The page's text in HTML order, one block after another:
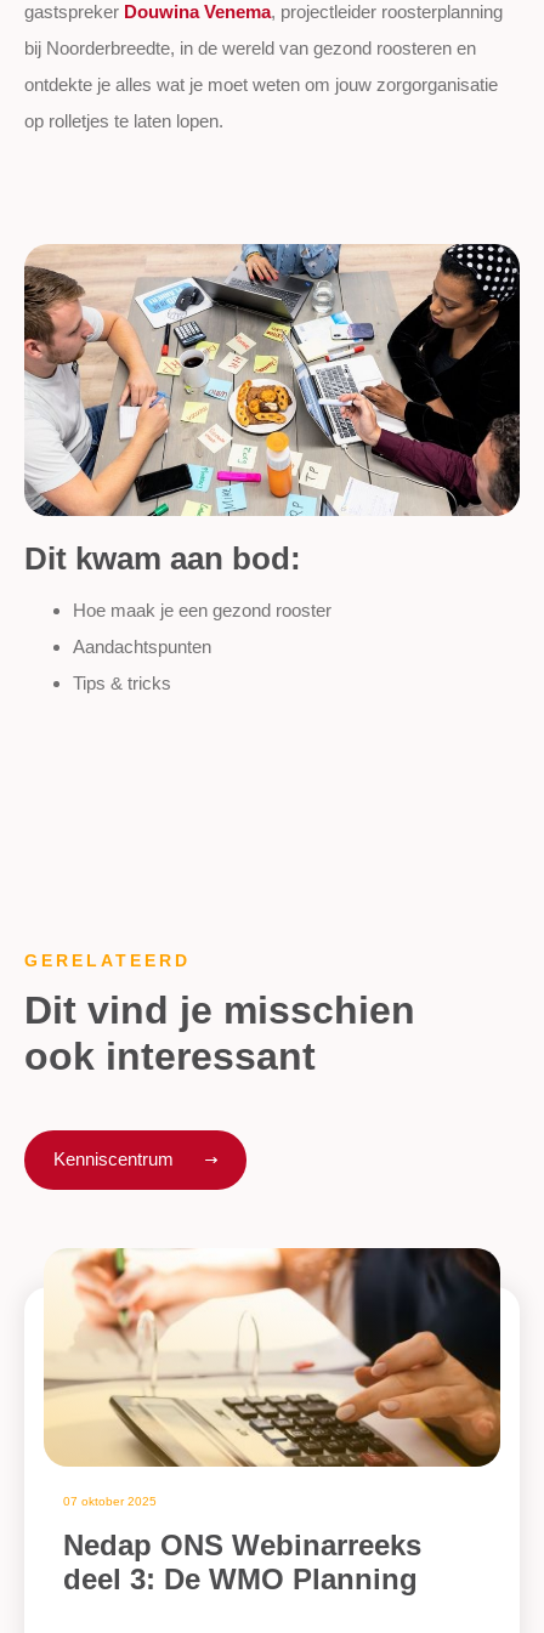
gastspreker Douwina Venema, projectleider roosterplanning
bij Noorderbreedte, in de wereld van gezond roosteren en
ontdekte je alles wat je moet weten om jouw zorgorganisatie
op rolletjes te laten lopen.
Dit kwam aan bod:
Hoe maak je een gezond rooster
Aandachtspunten
Tips & tricks
GERELATEERD
Dit vind je misschien
ook interessant
Kenniscentrum
07 oktober 2025
Nedap ONS Webinarreeks
deel 3: De WMO Planning